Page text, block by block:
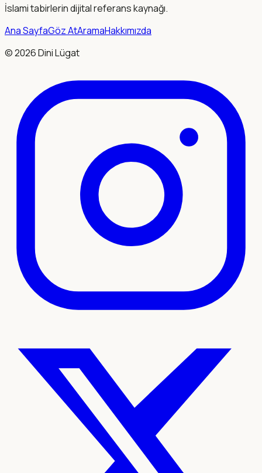
İslami tabirlerin dijital referans kaynağı.
Ana SayfaGöz AtAramaHakkımızda
©2026Dini Lügat